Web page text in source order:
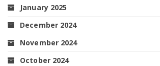
January 2025
December 2024
November 2024
October 2024